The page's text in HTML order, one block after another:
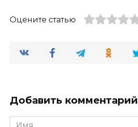
Оцените статью
Добавить комментарий
Имя